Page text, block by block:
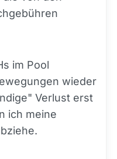
im Pool
wieder
Verlust erst
ich meine